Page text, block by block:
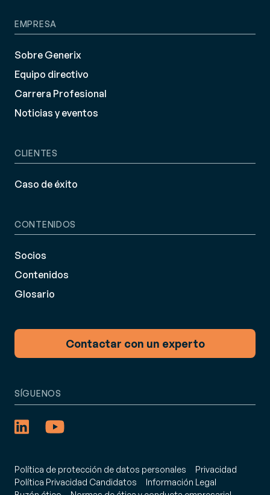
EMPRESA
Sobre Generix
Equipo directivo
Carrera Profesional
Noticias y eventos
CLIENTES
Caso de éxito
CONTENIDOS
Socios
Contenidos
Glosario
Contactar con un experto
Política de protección de datos personales
Privacidad
Política Privacidad Candidatos
Información Legal
SÍGUENOS